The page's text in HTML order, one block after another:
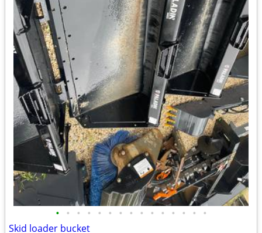
• • • • • • • • • • • • • • •
Skid loader bucket